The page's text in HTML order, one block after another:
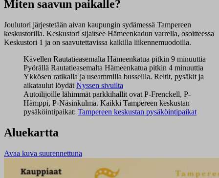
Miten saavun paikalle?
Joulutori järjestetään aivan kaupungin sydämessä Tampereen
keskustorilla. Keskustori sijaitsee Hämeenkadun varrella, osoitteessa
Keskustori 1 ja on saavutettavissa kaikilla liikennemuodoilla.
Kävellen Rautatieasemalta Hämeenkatua pitkin 9 minuuttia
Pyörällä Rautatieasemalta Hämeenkatua pitkin 4 minuuttia
Ykkösen ratikalla ja useammilla busseilla. Reitit, pysäkit ja
aikataulut löydät Nyssen sivuilta
Autoilijoille lähimmät parkkihallit ovat P-Frenckell, P-
Hämppi, P-Näsinkulma. Kaikki Tampereen keskustan
pysäköintipaikat: Tampereen keskustan pysäköintipaikat
Aluekartta
Avaa kuva suurennettuna